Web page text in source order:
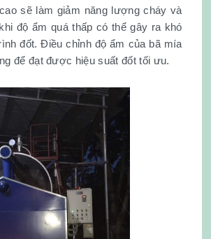
sẽ làm giảm năng lượng cháy và
độ ẩm quá thấp có thể gây ra khó
đốt. Điều chỉnh độ ẩm của bã mía
để đạt được hiệu suất đốt tối ưu.